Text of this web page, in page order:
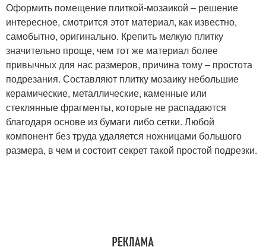
Оформить помещение плиткой-мозаикой – решение
интересное, смотрится этот материал, как известно,
самобытно, оригинально. Крепить мелкую плитку
значительно проще, чем тот же материал более
привычных для нас размеров, причина тому – простота
подрезания. Составляют плитку мозаику небольшие
керамические, металлические, каменные или
стеклянные фрагменты, которые не распадаются
благодаря основе из бумаги либо сетки. Любой
компонент без труда удаляется ножницами большого
размера, в чем и состоит секрет такой простой подрезки.